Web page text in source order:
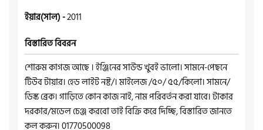
ইয়ার(সাল) -2011
বিস্তারিত বিবরন
শোরুম কাগজ আছে । ইঞ্জিনের সাউন্ড খুবই ভালো। সামনে-পেছনে
টিউব টায়ার। হেড লাইট নষ্ট/। মাইলেজ /৫০/ ৫৫/কিলো। সামনে/
ডিস্ক ব্রেক। গাড়িতে কোন কাজ নাই, নাম পরিবর্তন করা যাবে। টাকার
দরকার/মডেল চেঞ্জ করবো তাই বিক্রি করে দিচ্ছি, বিস্তারিত জানতে
কল করুন। 01770500098